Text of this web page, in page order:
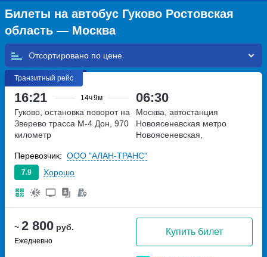
Билеты на автобус Гуково Ростовская
область — Москва
Отсортировано по
Транзитный рейс
16:21 14ч9м 06:30
~ 2 800 руб.
Ежедневно
Купить билет
Гуково, остановка поворот на
Зверево трасса М-4 Дон, 970
километр
Москва, автостанция
Новоясеневская метро
Новоясеневская,
владение 4
7.9 Хорошо
Перевозчик: ООО "АЛАН-ТРАНС"